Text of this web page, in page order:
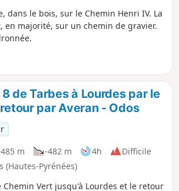
dans le bois, sur le Chemin Henri IV. La
en majorité, sur un chemin de gravier.
de Tarbes à Lourdes par le
par Averan - Odos
m -482 m 4h
Difficile
(Hautes-Pyrénées)
Chemin Vert jusqu'à Lourdes et le retour